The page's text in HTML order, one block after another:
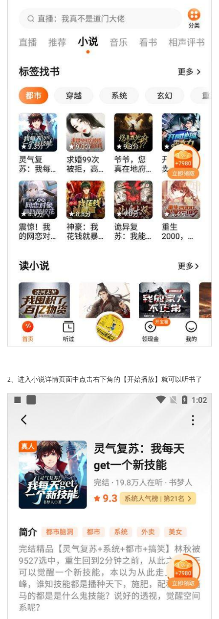
2、进入小说详情页面中点击右下角的【开始播放】就可以听书了